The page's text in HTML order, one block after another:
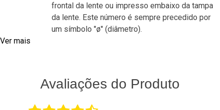
frontal da lente ou impresso embaixo da tampa
da lente. Este número é sempre precedido por
um símbolo "ø" (diâmetro).
Ver mais
Avaliações do Produto